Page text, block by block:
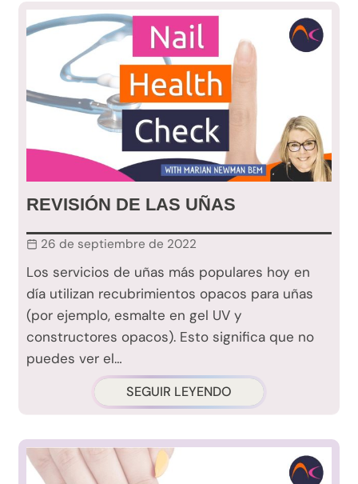
REVISIÓN DE LAS UÑAS
26 de septiembre de 2022
Los servicios de uñas más populares hoy en
día utilizan recubrimientos opacos para uñas
(por ejemplo, esmalte en gel UV y
constructores opacos). Esto significa que no
puedes ver el…
SEGUIR LEYENDO